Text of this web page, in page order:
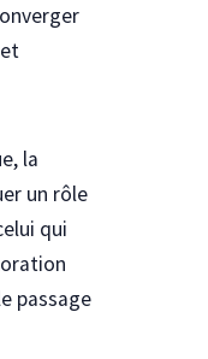
la
un rôle
qui
passage